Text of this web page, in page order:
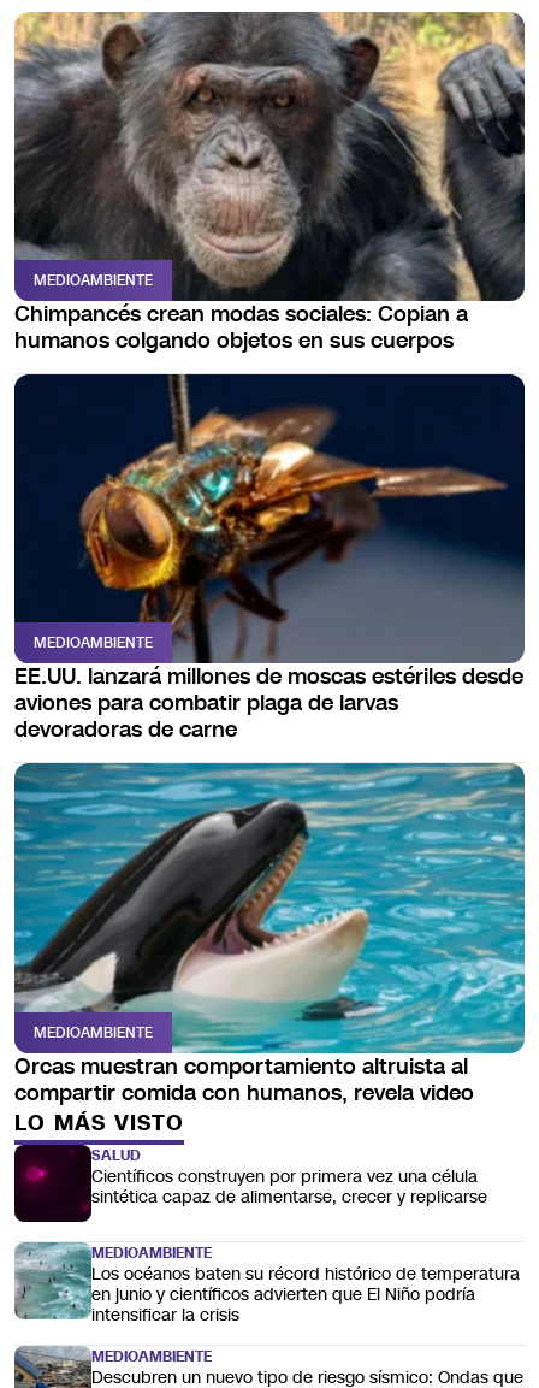
MEDIOAMBIENTE
Chimpancés crean modas sociales: Copian a
humanos colgando objetos en sus cuerpos
MEDIOAMBIENTE
EE.UU. lanzará millones de moscas estériles desde
aviones para combatir plaga de larvas
devoradoras de carne
MEDIOAMBIENTE
Orcas muestran comportamiento altruista al
compartir comida con humanos, revela video
LO MÁS VISTO
SALUD
Científicos construyen por primera vez una célula
sintética capaz de alimentarse, crecer y replicarse
MEDIOAMBIENTE
Los océanos baten su récord histórico de temperatura
en junio y científicos advierten que El Niño podría
intensificar la crisis
MEDIOAMBIENTE
Descubren un nuevo tipo de riesgo sísmico: Ondas que